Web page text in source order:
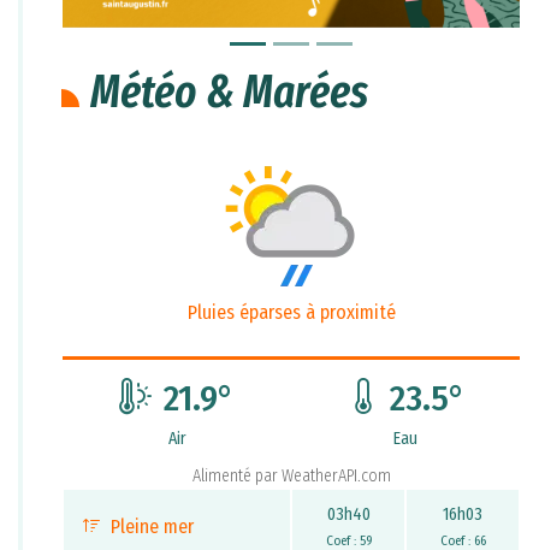
Météo & Marées
Pluies éparses à proximité
21.9°
Air
23.5°
Eau
Alimenté parWeatherAPI.com
Pleine mer
03h40
Coef : 59
16h03
Coef : 66